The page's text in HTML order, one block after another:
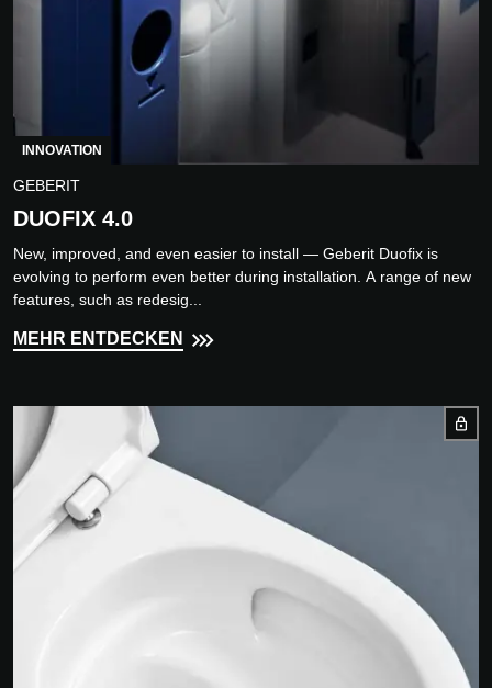
INNOVATION
GEBERIT
DUOFIX 4.0
New, improved, and even easier to install — Geberit Duofix is
evolving to perform even better during installation. A range of new
features, such as redesig...
MEHR ENTDECKEN